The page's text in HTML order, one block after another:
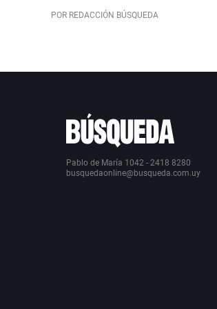
POR REDACCIÓN BÚSQUEDA
Pablo de María 1042 - 2418 8280
busquedaonline@busqueda.com.uy